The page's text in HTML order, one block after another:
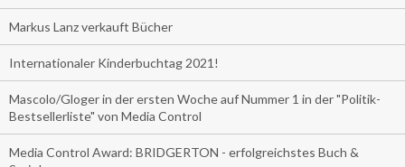
Markus Lanz verkauft Bücher
Internationaler Kinderbuchtag 2021!
Mascolo/Gloger in der ersten Woche auf Nummer 1 in der "Politik-
Bestsellerliste" von Media Control
Media Control Award: BRIDGERTON - erfolgreichstes Buch &